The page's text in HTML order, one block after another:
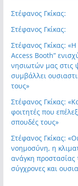
Στέφανος Γκίκας:
Στέφανος Γκίκας:
Στέφανος Γκίκας:
Access Booth”
νησιωτών μας στις
συμβάλλει
τους»
Στέφανος Γκίκας:
φοιτητές που
σπουδές τους»
Στέφανος Γκίκας:
νοημοσύνη, η
ανάγκη
σύγχρονες και